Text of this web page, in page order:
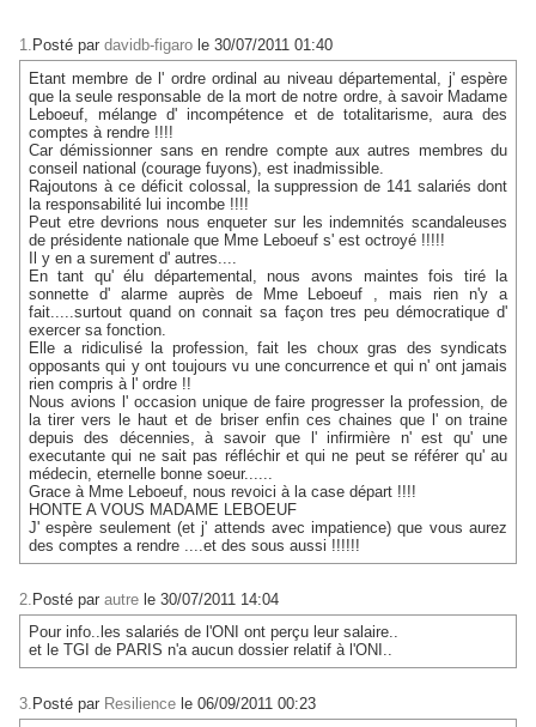
1. Posté par davidb-figaro le 30/07/2011 01:40
Etant membre de l' ordre ordinal au niveau départemental, j' espère
que la seule responsable de la mort de notre ordre, à savoir Madame
Leboeuf, mélange d' incompétence et de totalitarisme, aura des
comptes à rendre !!!!
Car démissionner sans en rendre compte aux autres membres du
conseil national (courage fuyons), est inadmissible.
Rajoutons à ce déficit colossal, la suppression de 141 salariés dont
la responsabilité lui incombe !!!!
Peut etre devrions nous enqueter sur les indemnités scandaleuses
de présidente nationale que Mme Leboeuf s' est octroyé !!!!!
Il y en a surement d' autres....
En tant qu' élu départemental, nous avons maintes fois tiré la
sonnette d' alarme auprès de Mme Leboeuf , mais rien n'y a
fait.....surtout quand on connait sa façon tres peu démocratique d'
exercer sa fonction.
Elle a ridiculisé la profession, fait les choux gras des syndicats
opposants qui y ont toujours vu une concurrence et qui n' ont jamais
rien compris à l' ordre !!
Nous avions l' occasion unique de faire progresser la profession, de
la tirer vers le haut et de briser enfin ces chaines que l' on traine
depuis des décennies, à savoir que l' infirmière n' est qu' une
executante qui ne sait pas réfléchir et qui ne peut se référer qu' au
médecin, eternelle bonne soeur......
Grace à Mme Leboeuf, nous revoici à la case départ !!!!
HONTE A VOUS MADAME LEBOEUF
J' espère seulement (et j' attends avec impatience) que vous aurez
des comptes a rendre ....et des sous aussi !!!!!!
2. Posté par autre le 30/07/2011 14:04
Pour info..les salariés de l'ONI ont perçu leur salaire..
et le TGI de PARIS n'a aucun dossier relatif à l'ONI..
3. Posté par Resilience le 06/09/2011 00:23